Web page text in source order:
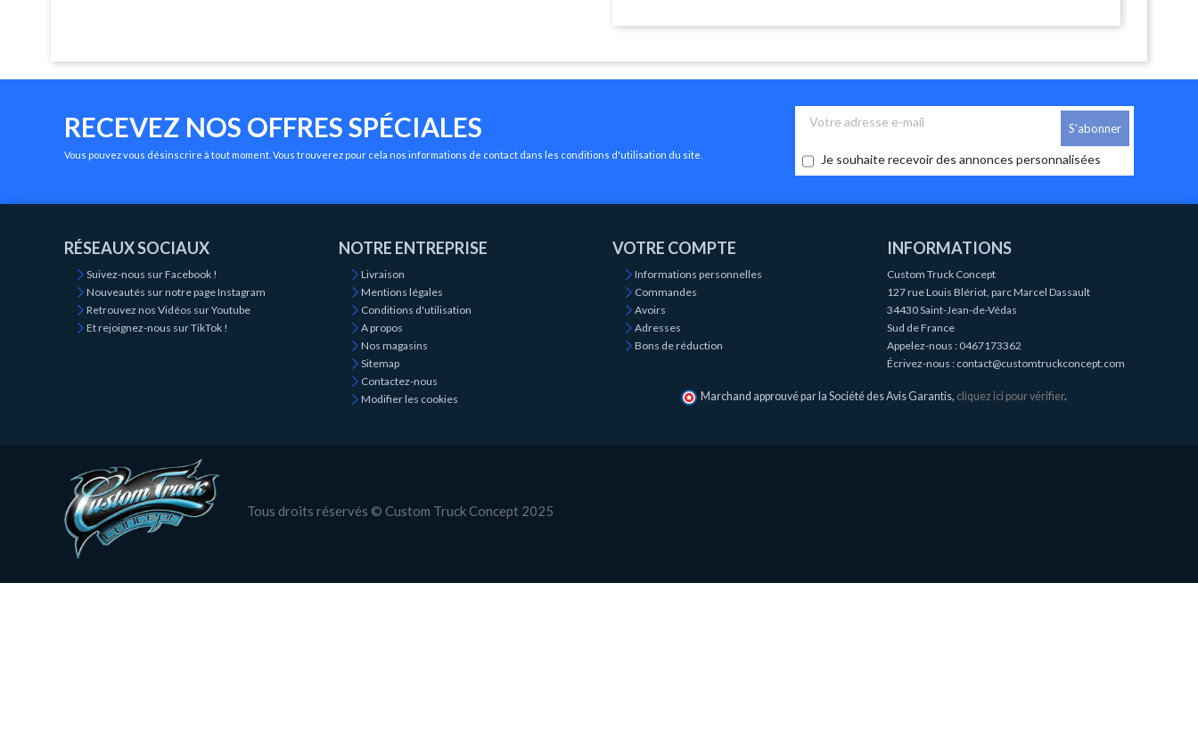
RECEVEZ NOS OFFRES SPÉCIALES
Vous pouvez vous désinscrire à tout moment. Vous trouverez pour cela nos informations de contact dans les conditions d'utilisation du site. Je souhaite recevoir des annonces personnalisées
RÉSEAUX SOCIAUX
Suivez-nous sur Facebook !
Nouveautés sur notre page Instagram
Retrouvez nos Vidéos sur Youtube
Et rejoignez-nous sur TikTok !
NOTRE ENTREPRISE
Livraison
Mentions légales
Conditions d'utilisation
A propos
Nos magasins
Sitemap
Contactez-nous
Modifier les cookies
VOTRE COMPTE
Informations personnelles
Commandes
Avoirs
Adresses
Bons de réduction
INFORMATIONS
Custom Truck Concept
127 rue Louis Blériot, parc Marcel Dassault
34430 Saint-Jean-de-Védas
Sud de France
Appelez-nous : 0467173362
Écrivez-nous : contact@customtruckconcept.com
Marchand approuvé par la Société des Avis Garantis, cliquez ici pour vérifier.
Tous droits réservés © Custom Truck Concept 2025